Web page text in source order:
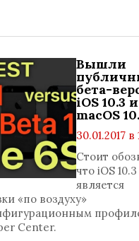
Вышли
бета-
iOS 10.3 и
macOS
30.01.2017 в
0
Стоит
что iOS
является
«по воздуху»
Center.